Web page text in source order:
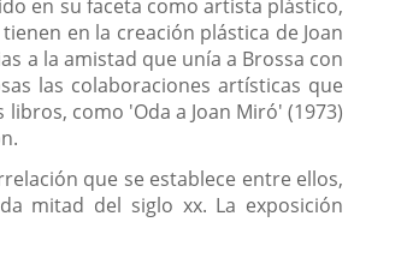
en su faceta como artista plástico,
en la creación plástica de Joan
a la amistad que unía a Brossa con
las colaboraciones artísticas que
como 'Oda a Joan Miró' (1973)
que se establece entre ellos,
mitad del siglo xx. La exposición